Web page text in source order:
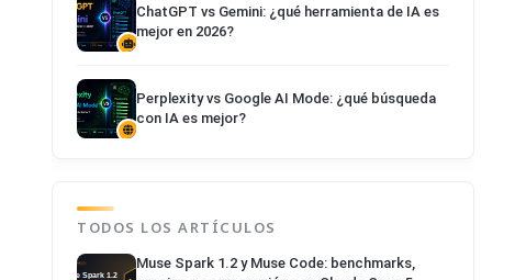
ChatGPT vs Gemini: ¿qué herramienta de IA es
mejor en 2026?
Perplexity vs Google AI Mode: ¿qué búsqueda
con IA es mejor?
TODOS LOS ARTÍCULOS
Muse Spark 1.2 y Muse Code: benchmarks,